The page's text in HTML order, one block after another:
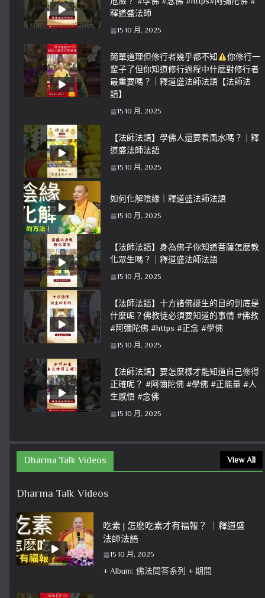
釋道盛法師
15 10 月, 2025
簡單道理但修行者幾乎都不知
你修行一
輩子了但你知道修行過程中什麽對修行者
最重要嗎？｜釋道盛法師法語【法師法
語】
15 10 月, 2025
【法師法語】學佛人還要看風水嗎？｜釋
道盛法師法語
15 10 月, 2025
如何化解陰緣｜釋道盛法師法語
15 10 月, 2025
【法師法語】身為佛子你知道菩薩怎麽教
化眾生嗎？｜釋道盛法師法語
15 10 月, 2025
【法師法語】十方諸佛誕生的目的到底是
什麼呢？佛教徒必須要知道的事情 #佛教
#阿彌陀佛 #https #正念 #學佛
15 10 月, 2025
【法師法語】要怎麼樣才能知道自己修得
正確呢？ #阿彌陀佛 #學佛 #正能量 #人
生感悟 #念佛
15 10 月, 2025
Dharma Talk Videos View All
Dharma Talk Videos
吃素 | 怎麽吃素才有福報？ ｜釋道盛
法師法語
15 10 月, 2025
+ Album: 佛法問答系列 + 期間